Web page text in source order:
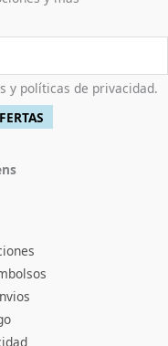
y políticas de privacidad.